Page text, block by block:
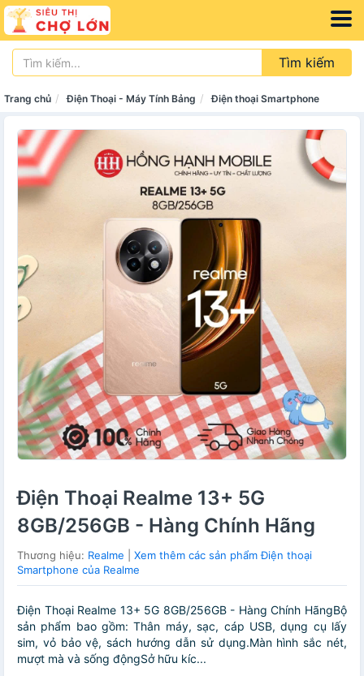
Tìm kiếm
Trang chủ Điện Thoại - Máy Tính Bảng Điện thoại Smartphone
Điện Thoại Realme 13+ 5G
8GB/256GB - Hàng Chính Hãng
Thương hiệu: Realme
Xem thêm các sản phẩm Điện thoại
Smartphone của Realme
Điện Thoại Realme 13+ 5G 8GB/256GB - Hàng Chính HãngBộ
sản phẩm bao gồm: Thân máy, sạc, cáp USB, dụng cụ lấy
sim, vỏ bảo vệ, sách hướng dẫn sử dụng.Màn hình sắc nét,
mượt mà và sống độngSở hữu kíc...